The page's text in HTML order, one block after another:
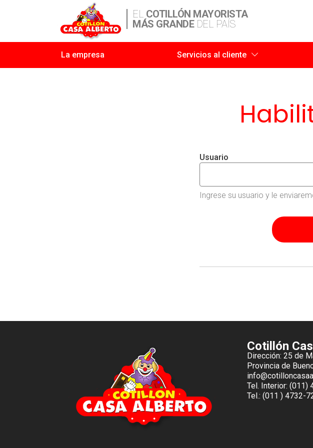
EL COTILLÓN MAYORISTA
MÁS GRANDEDEL PAÍS
La empresa Servicios al cliente
Usuario
Ingrese su usuario y le
Cotillón
Dirección: 25 de
Provincia de
Tel. Interior: (011)
Tel.: (011 ) 4732-